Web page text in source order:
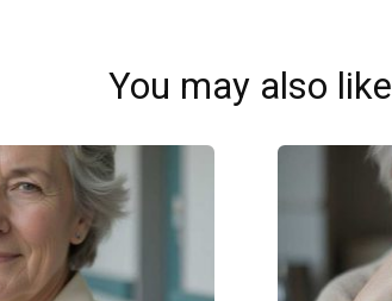
You may also like